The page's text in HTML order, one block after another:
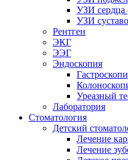
УЗИ
УЗИ
Рентген
ЭКГ
ЭЭГ
Эндоскопия
Уреазный
Лаборатория
Стоматология
Детский
Лечение
Лечение